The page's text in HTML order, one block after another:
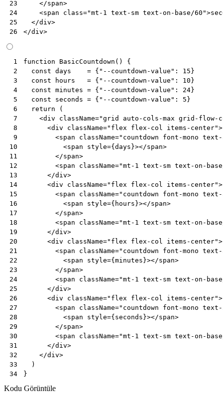
23
24
25
26
</span>
<span class="mt-1 text-sm text-on-base/60">sec
</div>
</div>
1
2
3
4
5
6
7
8
9
10
11
12
13
14
15
16
17
18
19
20
21
22
23
24
25
26
27
28
29
30
31
32
33
34
function BasicCountdown ()
{
const days = { "--countdown-value" : 15}
const
hours = { "--countdown-value" : 10}
const minutes = { "--countdown-value" : 24}
const
seconds = { "--countdown-value" : 5}
return
(
<div className="grid auto-cols-max grid-flow-
<div className="flex flex-col items-center">
<span className="countdown font-mono
<span style={days}></span>
</span>
<span className="mt-1 text-sm text-on-
</div>
<div className="flex flex-col items-center">
<span className="countdown font-mono
<span style={ hours}></span>
</span>
<span className="mt-1 text-sm text-on-
</div>
<div className="flex flex-col items-center">
<span className="countdown font-mono
<span style={minutes}></span>
</span>
<span className="mt-1 text-sm text-on-
</div>
<div className="flex flex-col items-center">
<span className="countdown font-mono
<span style={seconds}></span>
</span>
<span className="mt-1 text-sm text-on-
</div>
</div>
)
}
Kodu Görüntüle